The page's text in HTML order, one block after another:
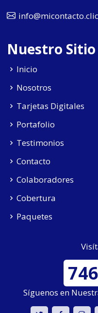
Nuestro Sitio
Inicio
Nosotros
Tarjetas Digitales
Portafolio
Testimonios
Contacto
Colaboradores
Cobertura
Paquetes
Síguenos en